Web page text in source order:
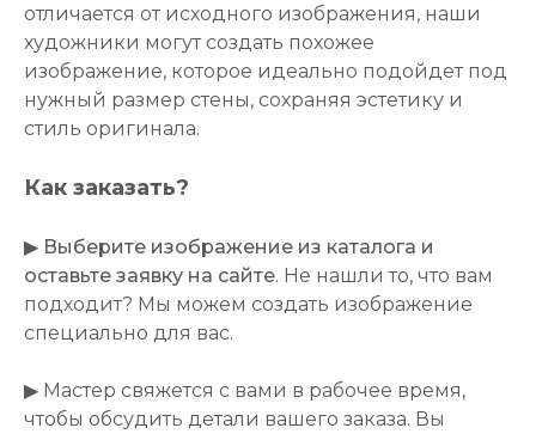
отличается от исходного изображения, наши
художники могут создать похожее
изображение, которое идеально подойдет под
нужный размер стены, сохраняя эстетику и
стиль оригинала.
Как заказать?
▶ Выберите изображение из каталога и
оставьте заявку на сайте. Не нашли то, что вам
подходит? Мы можем создать изображение
специально для вас.
▶ Мастер свяжется с вами в рабочее время,
чтобы обсудить детали вашего заказа. Вы